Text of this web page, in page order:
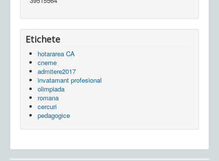
Etichete
hotararea CA
cneme
admitere2017
invatamant profesional
olimpiada
romana
cercuri
pedagogice